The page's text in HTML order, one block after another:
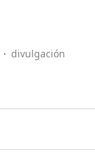
divulgación